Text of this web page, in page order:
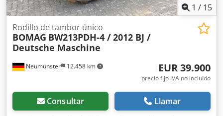
1 / 15
Neumünster 12.458 km
Rodillo de tambor único
BOMAG BW213PDH-4 / 2012 BJ /
Deutsche Maschine
EUR 39.900
precio fijo IVA no incluído
Consultar Llamar